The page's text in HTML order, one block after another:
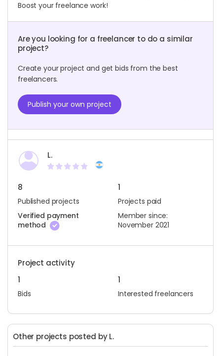
Boost your freelance work!
Are you looking for a freelancer to do a similar
project?
Create your project and get bids from the best
freelancers.
Publish your own project
L.
8
Published projects
1
Projects paid
Verified payment
method
Member since:
November 2021
Project activity
1
Bids
1
Interested freelancers
Other projects posted by L.